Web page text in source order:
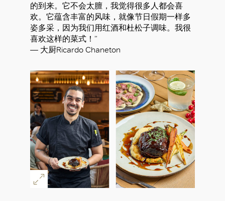
的到来。它不会太膻，我觉得很多人都会喜
欢。它蕴含丰富的风味，就像节日假期一样多
姿多采，因为我们用红酒和杜松子调味。我很
喜欢这样的菜式！”
— 大厨Ricardo Chaneton